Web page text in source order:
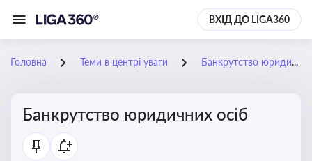
ВХІД ДО LIGA360
Головна Теми в центрі уваги Банкрутство юридичних осіб
Банкрутство юридичних осіб